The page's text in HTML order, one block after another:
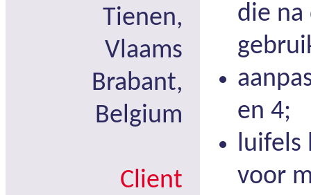
Tienen,
Vlaams
Brabant,
Belgium
Client
die
en 4;
luifels
voor